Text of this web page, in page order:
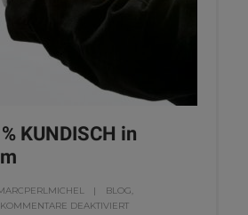
KUNDISCH in
BLOG,
KOMMENTARE DEAKTIVIERT